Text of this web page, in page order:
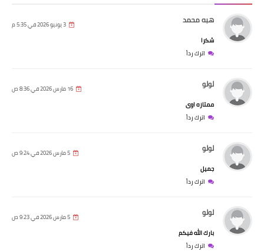
هبه محمد 3 يونيو 2026 في 5:35 م
شكرا
اترك رداً
لولو 16 مارس 2026 في 8:36 ص
ممتازه اوى
اترك رداً
لولو 5 مارس 2026 في 9:24 ص
جميل
اترك رداً
لولو 5 مارس 2026 في 9:23 ص
بارك الله فيكم
اترك رداً